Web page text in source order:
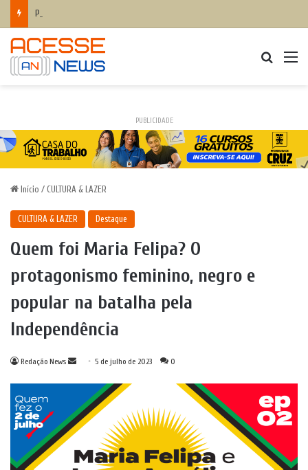
PUBLICIDADE
Início / CULTURA & LAZER
CULTURA & LAZER Destaque
Quem foi Maria Felipa? O
protagonismo feminino, negro e
popular na batalha pela
Independência
Redação News
Mande
mail
5 de julho de 2023 0